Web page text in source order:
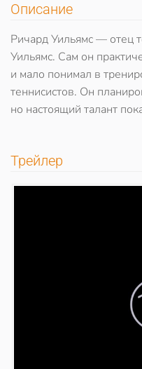
Описание
Ричард Уильямс — отец
Уильямс. Сам он
и мало понимал в
теннисистов. Он
но настоящий талант
Трейлер